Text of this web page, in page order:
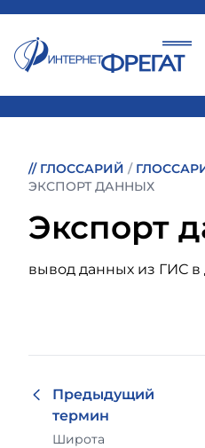
// ГЛОССАРИЙ /
ЭКСПОРТ ДАННЫХ
Экспорт
вывод данных из ГИС
Предыдущий
термин
Широта